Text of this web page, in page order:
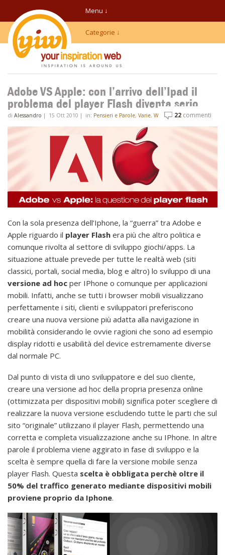
Menu ↓
Categorie ↓
Adobe VS Apple: con l’arrivo dell’Ipad il
problema del player Flash diventa serio
di Alessandro | 15 Ott 2010 | in: Pensieri e Parole, Varie, Web 22 commenti
Con la sola presenza dell’Iphone, la “guerra” tra Adobe e
Apple riguardo il player Flash era più che altro politica e
comunque rivolta al settore di sviluppo giochi/apps. La
situazione attuale prevede per tutte le realtà web (siti
classici, portali, social media, blog e altro) lo sviluppo di una
versione ad hoc per IPhone o comunque per applicazioni
mobili. Infatti, anche se tutti i browser mobili visualizzano
perfettamente i siti, clienti e sviluppatori preferiscono
creare una nuova versione più adatta alla navigazione in
mobilità considerando le ovvie ragioni che sono ad esempio
display ridotti e usabilità del device estremamente diverse
dal normale PC.
Dal punto di vista di uno sviluppatore e del suo cliente,
creare una versione ad hoc della propria presenza online
(ottimizzata per dispositivi mobili) significa poter scegliere di
realizzare la nuova versione escludendo tutte le parti che sul
sito “originale” utilizzano il player Flash, permettendo una
corretta e completa visualizzazione anche su IPhone. In altre
parole il problema viene aggirato in fase di sviluppo e la
scelta è sempre quella di fare la versione mobile senza
player Flash. Questa scelta è obbligata perchè oltre il
50% del traffico generato mediante dispositivi mobili
proviene proprio da Iphone.